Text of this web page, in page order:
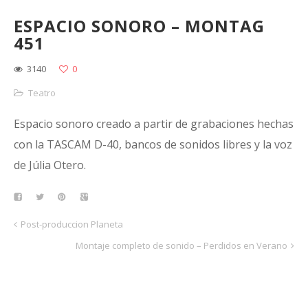
ESPACIO SONORO – MONTAG
451
3140
0
Teatro
Espacio sonoro creado a partir de grabaciones hechas
con la TASCAM D-40, bancos de sonidos libres y la voz
de Júlia Otero.
Post-produccion Planeta
Montaje completo de sonido – Perdidos en Verano